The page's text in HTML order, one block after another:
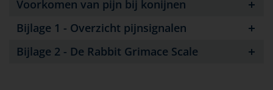
Voorkomen van pijn bij konijnen
Bijlage 1 - Overzicht pijnsignalen
Bijlage 2 - De Rabbit Grimace Scale